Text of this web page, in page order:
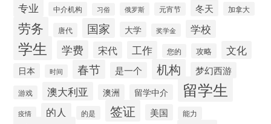
专业 中介机构 习俗 俄罗斯 元宵节 冬天 加拿大
劳务 唐代 国家 大学 奖学金 学校
学生 学费 宋代 工作 您的 攻略 文化
日本 时间 春节 是一个 机构 梦幻西游
游戏 澳大利亚 澳洲 留学中介 留学生
疫情 的人 的是 签证 美国 能力